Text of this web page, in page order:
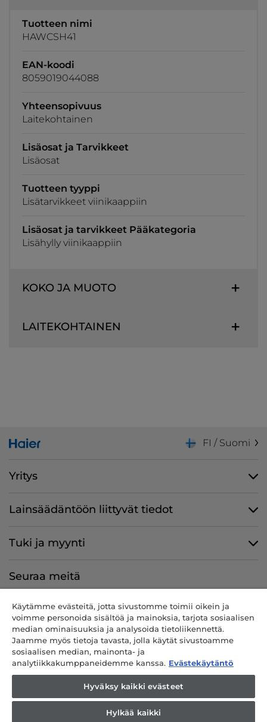
Tuotteen nimi
HAWCSH41
EAN-koodi
8059019044088
Yhteensopivuus
Laitekohtainen
Lisäosat ja Tarvikkeet
Lisäosat
Tuotteen tyyppi
Lisätarvikkeet viinikaappiin
Lisäosat ja tarvikkeet Pääkategoria
Lisähylly viinikaappiin
KOKO JA MUOTO
LAITEKOHTAINEN
FI / Suomi
Yritys
Lainsäädäntöön liittyvät tiedot
Tuki ja myynti
Seuraa meitä
CANDY HOOVER GROUP S.r.I. – ainut osakkeenomistaja –
REKISTERÖITY TOIMIPAIKKA: Via Comolli, 57 – 20861 Brugherio (MB)
– Italia – HALLINNOLLISET TOIMIPAIKAT: Via Privata Eden Fumagalli
(MB) – Italia – Puh.: +39 039 2086 1 – Faksi: +39 039 2086 237 –
Yhtiöpääoma 35 000 000,00 € täysin maksetut – Italian verokoodi ja
rekisterinro Milano-Monza-Brianza-Lodi 04666310158 – ALV-nro
Käytämme evästeitä, jotta sivustomme toimii oikein ja
voimme personoida sisältöä ja mainoksia, tarjota sosiaalisen
median ominaisuuksia ja analysoida tietoliikennettä.
Jaamme myös tietoja tavasta, jolla käytät sivustoamme
sosiaalisen median, mainonta- ja
analytiikkakumppaneidemme kanssa. Evästekäytäntö
Hyväksy kaikki evästeet
Hylkää kaikki